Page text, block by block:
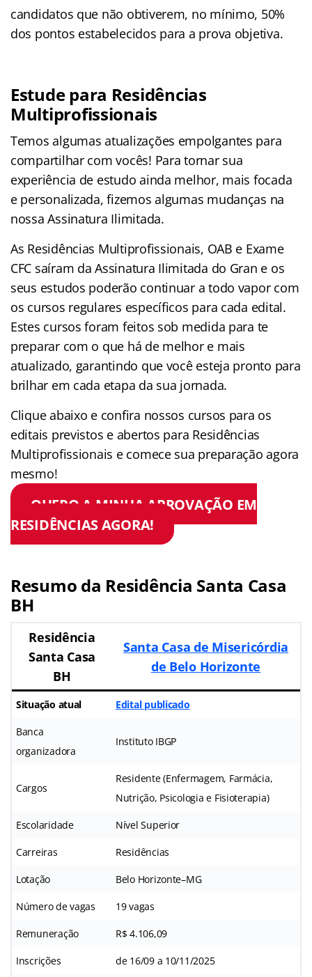
candidatos que não obtiverem, no mínimo, 50%
dos pontos estabelecidos para a prova objetiva.
Estude para Residências
Multiprofissionais
Temos algumas atualizações empolgantes para
compartilhar com vocês! Para tornar sua
experiência de estudo ainda melhor, mais focada
e personalizada, fizemos algumas mudanças na
nossa Assinatura Ilimitada.
As Residências Multiprofissionais, OAB e Exame
CFC saíram da Assinatura Ilimitada do Gran e os
seus estudos poderão continuar a todo vapor com
os cursos regulares específicos para cada edital.
Estes cursos foram feitos sob medida para te
preparar com o que há de melhor e mais
atualizado, garantindo que você esteja pronto para
brilhar em cada etapa da sua jornada.
Clique abaixo e confira nossos cursos para os
editais previstos e abertos para Residências
Multiprofissionais e comece sua preparação agora
mesmo!
QUERO A MINHA APROVAÇÃO EM
RESIDÊNCIAS AGORA!
Resumo da Residência Santa Casa
BH
Residência
Santa Casa
BH
Santa Casa de Misericórdia
de Belo Horizonte
Situação atual Edital publicado
Banca
organizadora
Instituto IBGP
Cargos
Residente (Enfermagem, Farmácia,
Nutrição, Psicologia e Fisioterapia)
Escolaridade Nível Superior
Carreiras Residências
Lotação Belo Horizonte–MG
Número de vagas 19 vagas
Remuneração R$ 4.106,09
Inscrições de 16/09 a 10/11/2025